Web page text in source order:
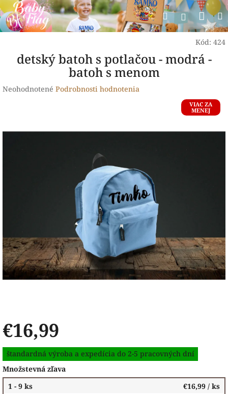
Prejsť
na
obsah
Hľadať
Kód: 424
detský batoh s potlačou - modrá -
batoh s menom
Priemerné
0,0
Neohodnotené Podrobnosti hodnotenia
VIAC ZA
MENEJ
€16,99
Jednotková
cena:
štandardná výroba a expedícia do 2-5 pracovných dní
Množstevná zľava
1 - 9 ks
€16,99 / ks